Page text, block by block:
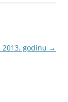
godinu →